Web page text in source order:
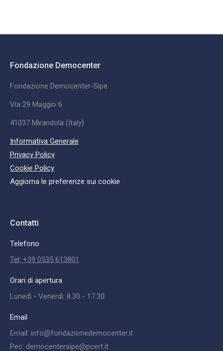
Fondazione Democenter
Fondazione Democenter-Sipe
Via 29 Maggio 6
41037 Mirandola (Italy)
Informativa Generale
Privacy Policy
Cookie Policy
Aggiorna le preferenze sui cookie
Contatti
Telefono
Tel: +39 0535 613801
Orari di apertura
Lunedì - Venerdì: 8.30 - 17.30
Email
Email: info@fondazionedemocenter.it
Pec: democentersipe@pcert.it